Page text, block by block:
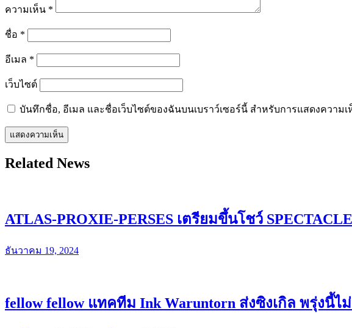
ความเห็น *
ชื่อ *
อีเมล *
เว็บไซต์
บันทึกชื่อ, อีเมล และชื่อเว็บไซต์ของฉันบนเบราว์เซอร์นี้ สำหรับการแสดงความเ
Related News
ATLAS-PROXIE-PERSES เตรียมขึ้นโชว์
ธันวาคม 19, 2024
fellow fellow แทคทีม Ink Waruntorn ส่งซิงเกิล พรุ่งนี้ไ